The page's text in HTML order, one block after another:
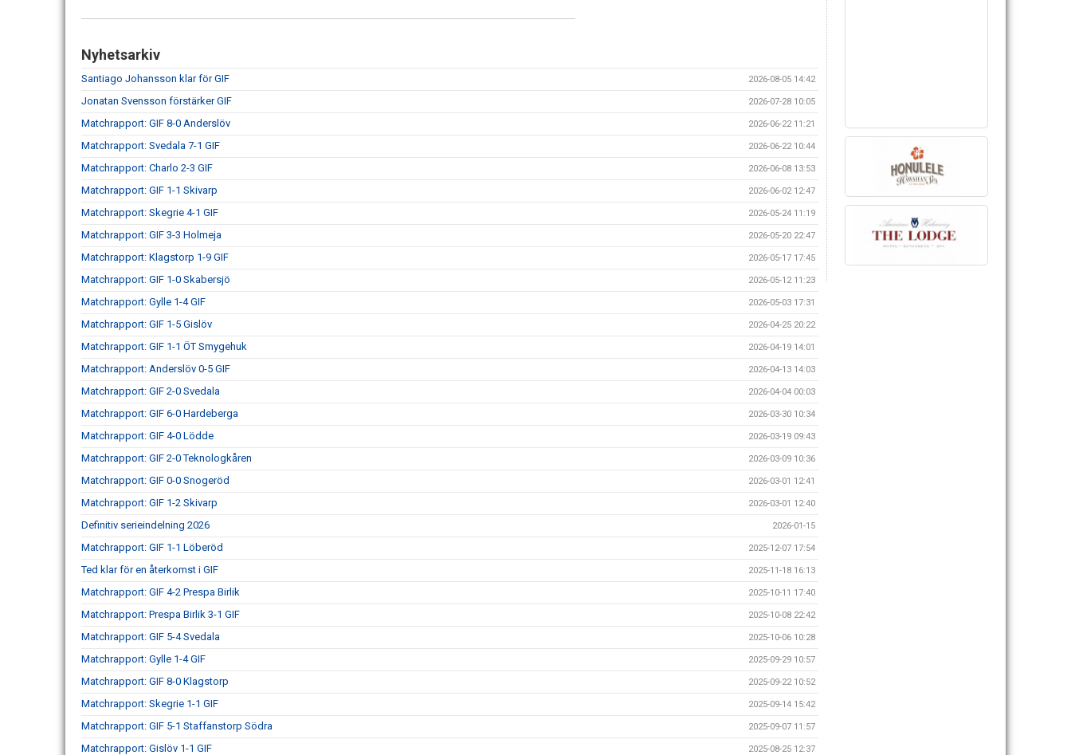
Nyhetsarkiv
Santiago Johansson klar för GIF 2026-08-05 14:42
Jonatan Svensson förstärker GIF 2026-07-28 10:05
Matchrapport: GIF 8-0 Anderslöv 2026-06-22 11:21
Matchrapport: Svedala 7-1 GIF 2026-06-22 10:44
Matchrapport: Charlo 2-3 GIF 2026-06-08 13:53
Matchrapport: GIF 1-1 Skivarp 2026-06-02 12:47
Matchrapport: Skegrie 4-1 GIF 2026-05-24 11:19
Matchrapport: GIF 3-3 Holmeja 2026-05-20 22:47
Matchrapport: Klagstorp 1-9 GIF 2026-05-17 17:45
Matchrapport: GIF 1-0 Skabersjö 2026-05-12 11:23
Matchrapport: Gylle 1-4 GIF 2026-05-03 17:31
Matchrapport: GIF 1-5 Gislöv 2026-04-25 20:22
Matchrapport: GIF 1-1 ÖT Smygehuk 2026-04-19 14:01
Matchrapport: Anderslöv 0-5 GIF 2026-04-13 14:03
Matchrapport: GIF 2-0 Svedala 2026-04-04 00:03
Matchrapport: GIF 6-0 Hardeberga 2026-03-30 10:34
Matchrapport: GIF 4-0 Lödde 2026-03-19 09:43
Matchrapport: GIF 2-0 Teknologkåren 2026-03-09 10:36
Matchrapport: GIF 0-0 Snogeröd 2026-03-01 12:41
Matchrapport: GIF 1-2 Skivarp 2026-03-01 12:40
Definitiv serieindelning 2026 2026-01-15
Matchrapport: GIF 1-1 Löberöd 2025-12-07 17:54
Ted klar för en återkomst i GIF 2025-11-18 16:13
Matchrapport: GIF 4-2 Prespa Birlik 2025-10-11 17:40
Matchrapport: Prespa Birlik 3-1 GIF 2025-10-08 22:42
Matchrapport: GIF 5-4 Svedala 2025-10-06 10:28
Matchrapport: Gylle 1-4 GIF 2025-09-29 10:57
Matchrapport: GIF 8-0 Klagstorp 2025-09-22 10:52
Matchrapport: Skegrie 1-1 GIF 2025-09-14 15:42
Matchrapport: GIF 5-1 Staffanstorp Södra 2025-09-07 11:57
Matchrapport: Gislöv 1-1 GIF 2025-08-25 12:37